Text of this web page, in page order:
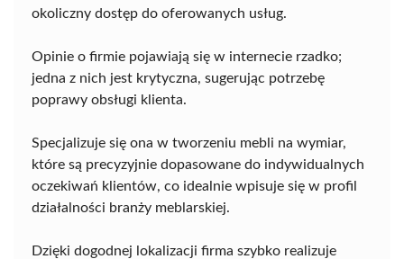
okoliczny dostęp do oferowanych usług.
Opinie o firmie pojawiają się w internecie rzadko;
jedna z nich jest krytyczna, sugerując potrzebę
poprawy obsługi klienta.
Specjalizuje się ona w tworzeniu mebli na wymiar,
które są precyzyjnie dopasowane do indywidualnych
oczekiwań klientów, co idealnie wpisuje się w profil
działalności branży meblarskiej.
Dzięki dogodnej lokalizacji firma szybko realizuje